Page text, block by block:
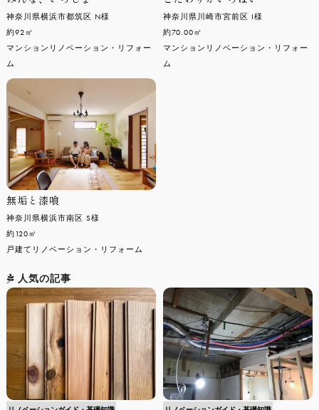
神奈川県横浜市都筑区 N様
約92㎡
神奈川県川崎市宮前区 I様
約70.00㎡
無垢と漆喰
神奈川県横浜市南区 S様
約120㎡
戸建てリノベーション・リフォーム
人気の記事
リノベーションガイド・基礎知識 リノベーションガイド・基礎知識